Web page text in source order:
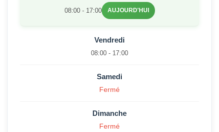
08:00 - 17:00 AUJOURD'HUI
Vendredi
08:00 - 17:00
Samedi
Fermé
Dimanche
Fermé